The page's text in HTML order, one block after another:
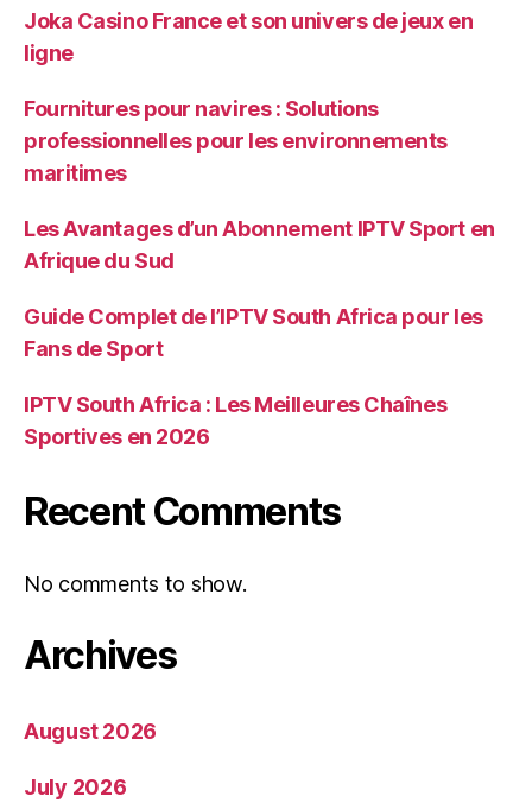
Joka Casino France et son univers de jeux en
ligne
Fournitures pour navires : Solutions
professionnelles pour les environnements
maritimes
Les Avantages d’un Abonnement IPTV Sport en
Afrique du Sud
Guide Complet de l’IPTV South Africa pour les
Fans de Sport
IPTV South Africa : Les Meilleures Chaînes
Sportives en 2026
Recent Comments
No comments to show.
Archives
August 2026
July 2026